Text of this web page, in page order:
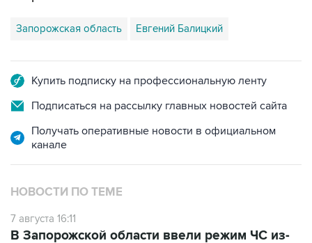
Запорожская область Евгений Балицкий
Купить подписку на профессиональную ленту
Подписаться на рассылку главных новостей сайта
Получать оперативные новости в официальном
канале
НОВОСТИ ПО ТЕМЕ
7 августа 16:11
В Запорожской области ввели режим ЧС из-